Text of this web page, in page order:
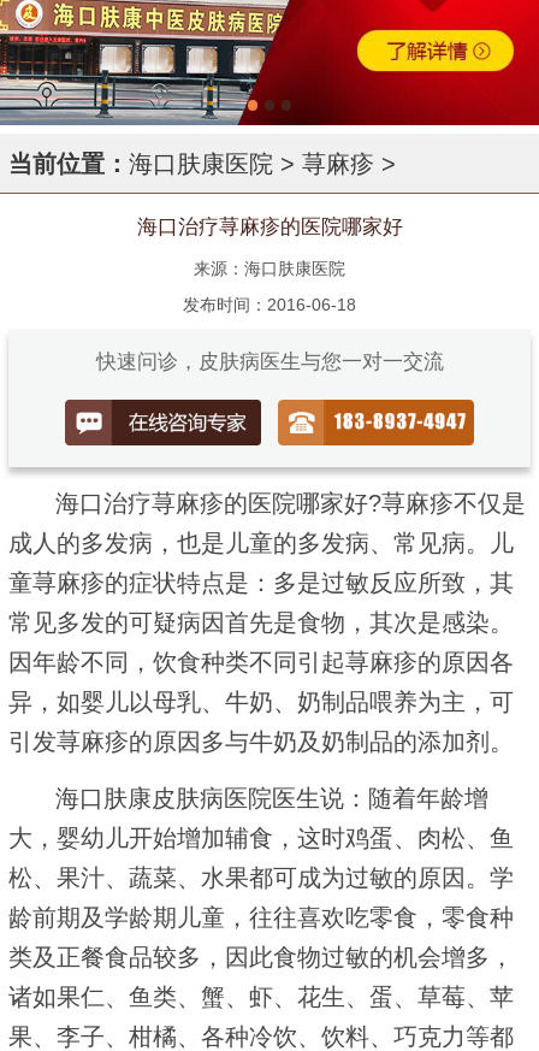
当前位置： 海口肤康医院 > 荨麻疹 >
海口治疗荨麻疹的医院哪家好
来源：海口肤康医院
发布时间：2016-06-18
快速问诊，皮肤病医生与您一对一交流
海口治疗荨麻疹的医院哪家好?荨麻疹不仅是
成人的多发病，也是儿童的多发病、常见病。儿
童荨麻疹的症状特点是：多是过敏反应所致，其
常见多发的可疑病因首先是食物，其次是感染。
因年龄不同，饮食种类不同引起荨麻疹的原因各
异，如婴儿以母乳、牛奶、奶制品喂养为主，可
引发荨麻疹的原因多与牛奶及奶制品的添加剂。
海口肤康皮肤病医院医生说：随着年龄增
大，婴幼儿开始增加辅食，这时鸡蛋、肉松、鱼
松、果汁、蔬菜、水果都可成为过敏的原因。学
龄前期及学龄期儿童，往往喜欢吃零食，零食种
类及正餐食品较多，因此食物过敏的机会增多，
诸如果仁、鱼类、蟹、虾、花生、蛋、草莓、苹
果、李子、柑橘、各种冷饮、饮料、巧克力等都